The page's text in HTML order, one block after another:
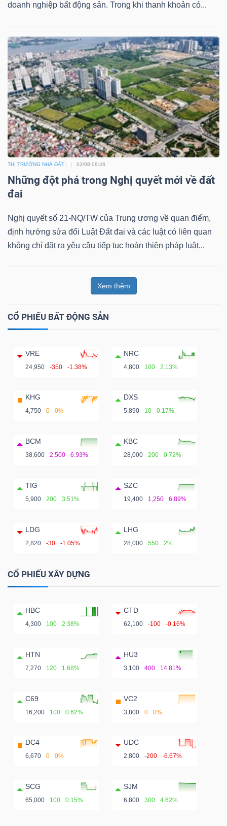
doanh nghiệp bất động sản. Trong khi thanh khoản có...
THỊ TRƯỜNG NHÀ ĐẤT 03/08 09:46
Những đột phá trong Nghị quyết mới về đất
đai
Nghị quyết số 21-NQ/TW của Trung ương về quan điểm,
định hướng sửa đổi Luật Đất đai và các luật có liên quan
không chỉ đặt ra yêu cầu tiếp tục hoàn thiện pháp luật...
Xem thêm
CỔ PHIẾU BẤT ĐỘNG SẢN
VRE
24,950 -350 -1.38%
NRC
4,800 100 2.13%
KHG
4,750 0 0%
DXS
5,890 10 0.17%
BCM
38,600 2,500 6.93%
KBC
28,000 200 0.72%
TIG
5,900 200 3.51%
SZC
19,400 1,250 6.89%
LDG
2,820 -30 -1.05%
LHG
28,000 550 2%
CỔ PHIẾU XÂY DỰNG
HBC
4,300 100 2.38%
CTD
62,100 -100 -0.16%
HTN
7,270 120 1.68%
HU3
3,100 400 14.81%
C69
16,200 100 0.62%
VC2
3,800 0 0%
DC4
6,670 0 0%
UDC
2,800 -200 -6.67%
SCG
65,000 100 0.15%
SJM
6,800 300 4.62%